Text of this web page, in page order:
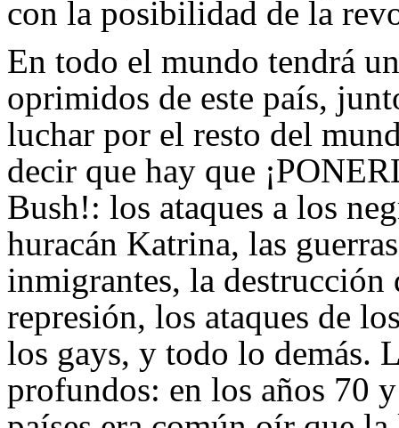
con la posibilidad de la
En todo el mundo tendrá
oprimidos de este país,
luchar por el resto del
decir que hay que
Bush!: los ataques a los
huracán Katrina, las
inmigrantes, la
represión, los ataques de
los gays, y todo lo demás.
profundos: en los años 70